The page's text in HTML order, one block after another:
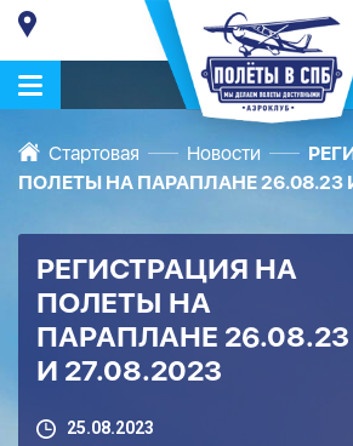
Стартовая Новости
ПОЛЕТЫ НА ПАРАПЛАНЕ 26.08.23
РЕГИСТРАЦИЯ НА
ПОЛЕТЫ НА
ПАРАПЛАНЕ 26.08.23
И 27.08.2023
25.08.2023